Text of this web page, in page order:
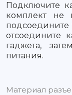
Подключите
комплект не
подсоедините
отсоедините
гаджета,
питания.
Материал